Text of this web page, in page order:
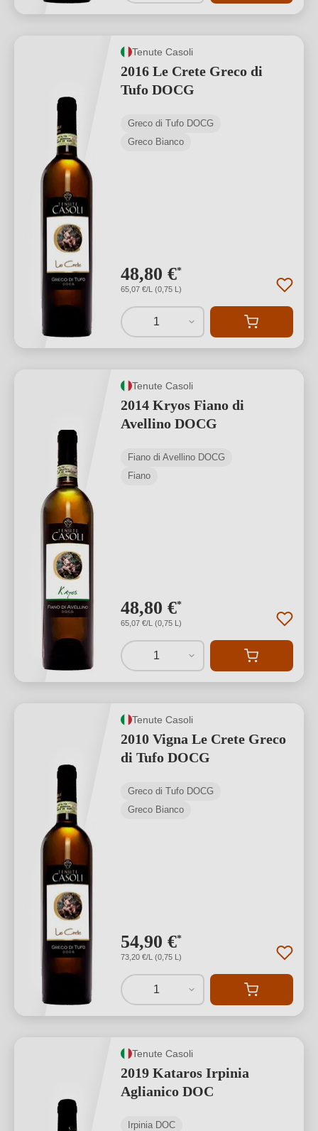
Tenute Casoli
2016 Le Crete Greco di
Tufo DOCG
Greco di Tufo DOCG
Greco Bianco
48,80 €*
65,07 €/L (0,75 L)
1
Tenute Casoli
2014 Kryos Fiano di
Avellino DOCG
Fiano di Avellino DOCG
Fiano
48,80 €*
65,07 €/L (0,75 L)
1
Tenute Casoli
2010 Vigna Le Crete Greco
di Tufo DOCG
Greco di Tufo DOCG
Greco Bianco
54,90 €*
73,20 €/L (0,75 L)
1
Tenute Casoli
2019 Kataros Irpinia
Aglianico DOC
Irpinia DOC